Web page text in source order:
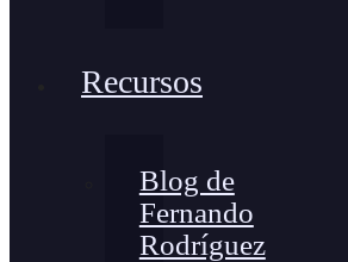
Recursos
Blog de
Fernando
Rodríguez